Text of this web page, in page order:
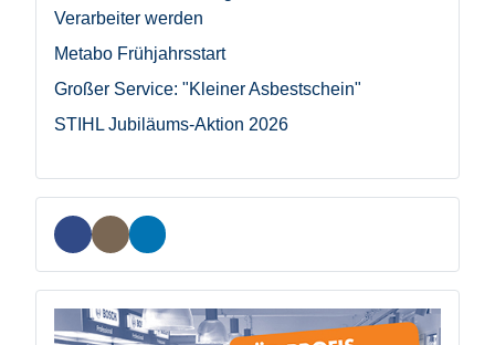
Verarbeiter werden
Metabo Frühjahrsstart
Großer Service: "Kleiner Asbestschein"
STIHL Jubiläums-Aktion 2026